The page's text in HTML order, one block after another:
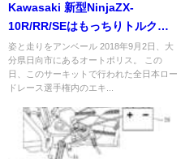
Kawasaki 新型NinjaZX-
10R/RR/SEはもっちりトルクで
シュパッと速い！
姿と走りをアンベール 2018年9月2日、大
分県日向市にあるオートポリス。 この
日、このサーキットで行われた全日本ロー
ドレース選手権内のエキ...